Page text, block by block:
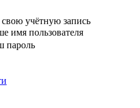
учётную запись
имя пользователя
пароль